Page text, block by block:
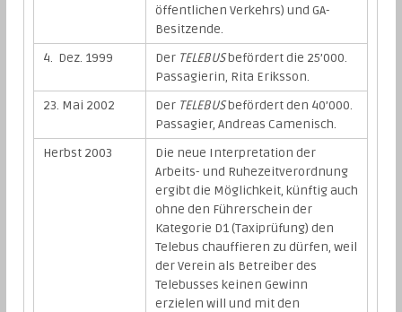
öffentlichen Verkehrs) und GA-
Besitzende.
4. Dez. 1999
Der TELEBUSbefördert die 25’000.
Passagierin, Rita Eriksson.
23. Mai 2002
Der TELEBUSbefördert den 40’000.
Passagier, Andreas Camenisch.
Herbst 2003
Die neue Interpretation der
Arbeits- und Ruhezeitverordnung
ergibt die Möglichkeit, künftig auch
ohne den Führerschein der
Kategorie D1 (Taxiprüfung) den
Telebus chauffieren zu dürfen, weil
der Verein als Betreiber des
Telebusses keinen Gewinn
erzielen will und mit den